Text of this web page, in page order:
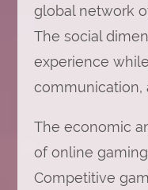
global network
The social
experience
communication,
The economic
of online
Competitive